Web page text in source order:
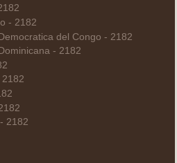
- 2182
del Congo - 2182
- 2182
2182